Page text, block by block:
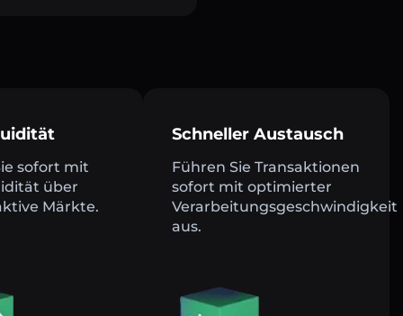
sofort mit
über
Märkte.
Schneller Austausch
Führen Sie Transaktionen
sofort mit optimierter
Verarbeitungsgeschwindigkeit
aus.